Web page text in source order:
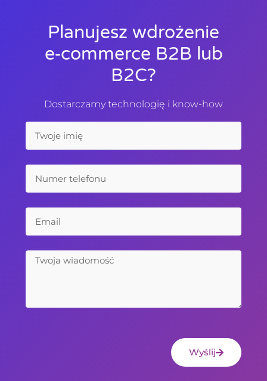
Planujesz wdrożenie
e‑commerce B2B lub
B2C?
Dostarczamy technologię i know-how
Wyślij